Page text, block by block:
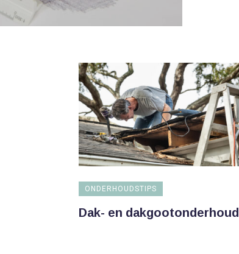
ONDERHOUDSTIPS
Dak- en dakgootonderhoud